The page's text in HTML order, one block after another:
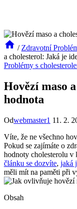
/ Zdravotní
a cholesterol: Jaká je
Problémy s
Hovězí maso
hodnota
Odwebmaster1 11. 2.
Víte, že ne všechno
Pokud se zajímáte o
hodnoty cholesterolu v
článku se dozvíte, jaká
měli mít na paměti při
Obsah